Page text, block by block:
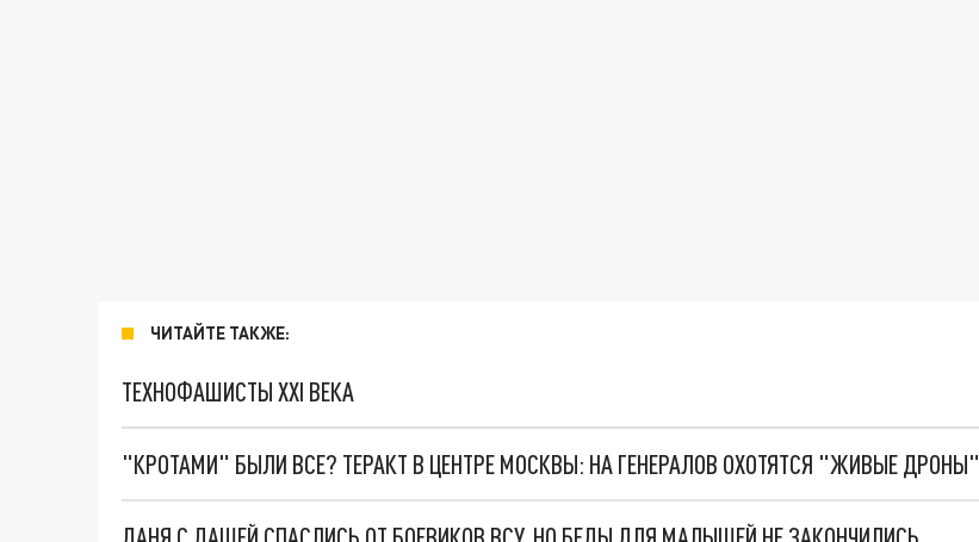
ЧИТАЙТЕ ТАКЖЕ:
ТЕХНОФАШИСТЫ XXI ВЕКА
"КРОТАМИ" БЫЛИ ВСЕ? ТЕРАКТ В ЦЕНТРЕ МОСКВЫ: НА ГЕНЕРАЛОВ ОХОТЯТСЯ "ЖИВЫЕ ДРОНЫ"